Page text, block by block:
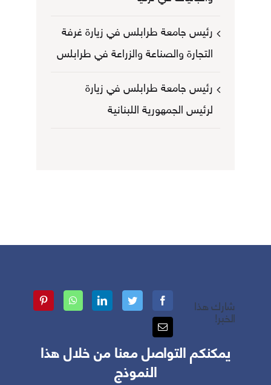
رئيس جامعة طرابلس في زيارة غرفة
التجارة والصناعة والزراعة في طرابلس
رئيس جامعة طرابلس في زيارة
لرئيس الجمهورية اللبنانية
شارك هذا
الخبر!
يمكنكم التواصل معنا من خلال هذا
النموذج